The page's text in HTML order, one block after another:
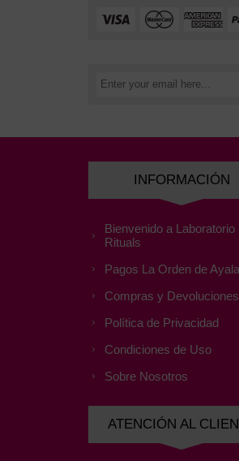
INFORMACIÓN
Bienvenido a Laboratorio
Rituals
Pagos La Orden de Ayala
Compras y Devoluciones
Política de Privacidad
Condiciones de Uso
Sobre Nosotros
ATENCIÓN AL